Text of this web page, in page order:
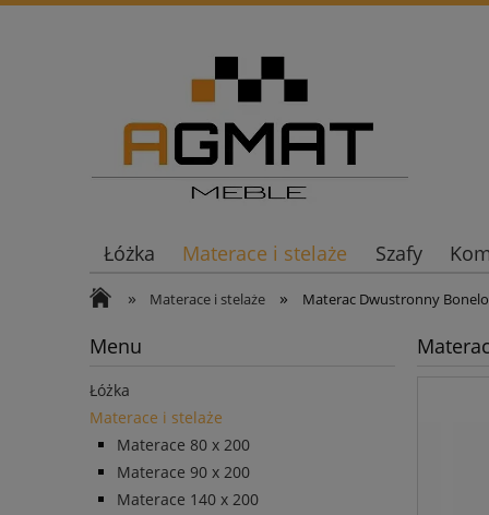
Łóżka Materace i stelaże Szafy
» Materace i stelaże » Materac Dwustronny
Menu
Łóżka
Materace i stelaże
Materace 80 x 200
Materace 90 x 200
Materace 140 x 200